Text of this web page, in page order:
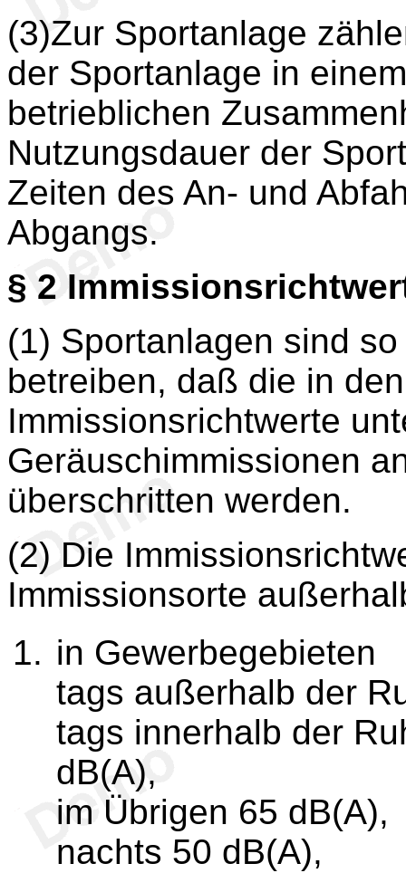
(3)Zur Sportanlage
der Sportanlage in
betrieblichen
Nutzungsdauer der
Zeiten des An- und
Abgangs.
§ 2
(1) Sportanlagen sind
betreiben, daß die in
Immissionsrichtwerte
Geräuschimmissionen
überschritten werden.
(2) Die
Immissionsorte
in Gewerbegebieten
tags außerhalb der
tags innerhalb der
dB(A),
im Übrigen 65 dB(A),
nachts 50 dB(A),